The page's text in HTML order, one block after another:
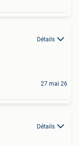
Détails
27 mai 26
Détails